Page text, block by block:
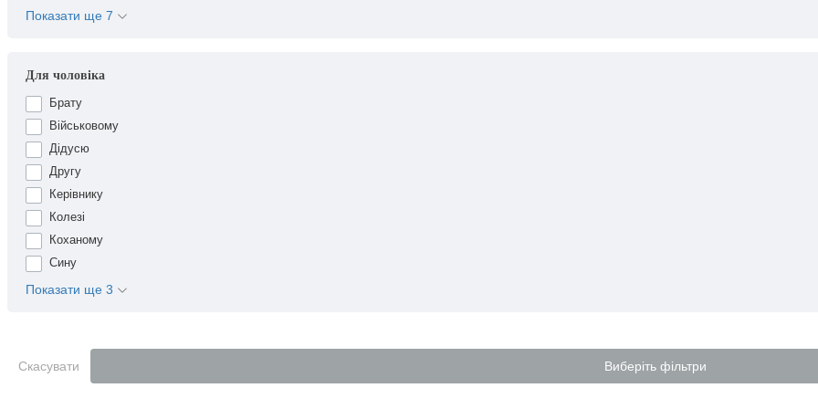
Показати ще 7
Для чоловіка
Брату
Військовому
Дідусю
Другу
Керівнику
Колезі
Коханому
Сину
Показати ще 3
Скасувати Виберіть фільтри